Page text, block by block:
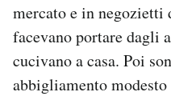
mercato e in negozietti
facevano portare dagli
cucivano a casa. Poi
abbigliamento